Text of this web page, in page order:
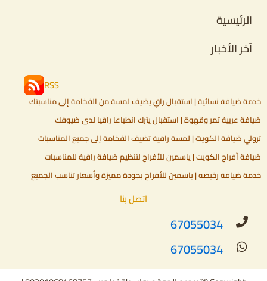
الرئيسية
آخر الأخبار
RSS
خدمة ضيافة نسائية | استقبال راقٍ يضيف لمسة من الفخامة إلى مناسبتك
ضيافة عربية تمر وقهوة | استقبال يترك انطباعا راقيا لدى ضيوفك
ترولي ضيافة الكويت | لمسة راقية تضيف الفخامة إلى جميع المناسبات
ضيافة أفراح الكويت | ياسمين للأفراح لتنظيم ضيافة راقية للمناسبات
خدمة ضيافة رخيصه | ياسمين للأفراح بجودة مميزة وأسعار تناسب الجميع
اتصل بنا
67055034
67055034